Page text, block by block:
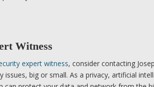
Witness
expert witness, consider contacting
issues, big or small. As a privacy, artificial